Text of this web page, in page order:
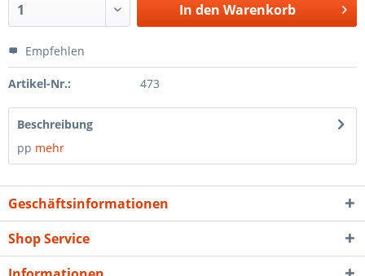
In den Warenkorb
Empfehlen
Artikel-Nr.: 473
Beschreibung
pp mehr
Geschäftsinformationen
Shop Service